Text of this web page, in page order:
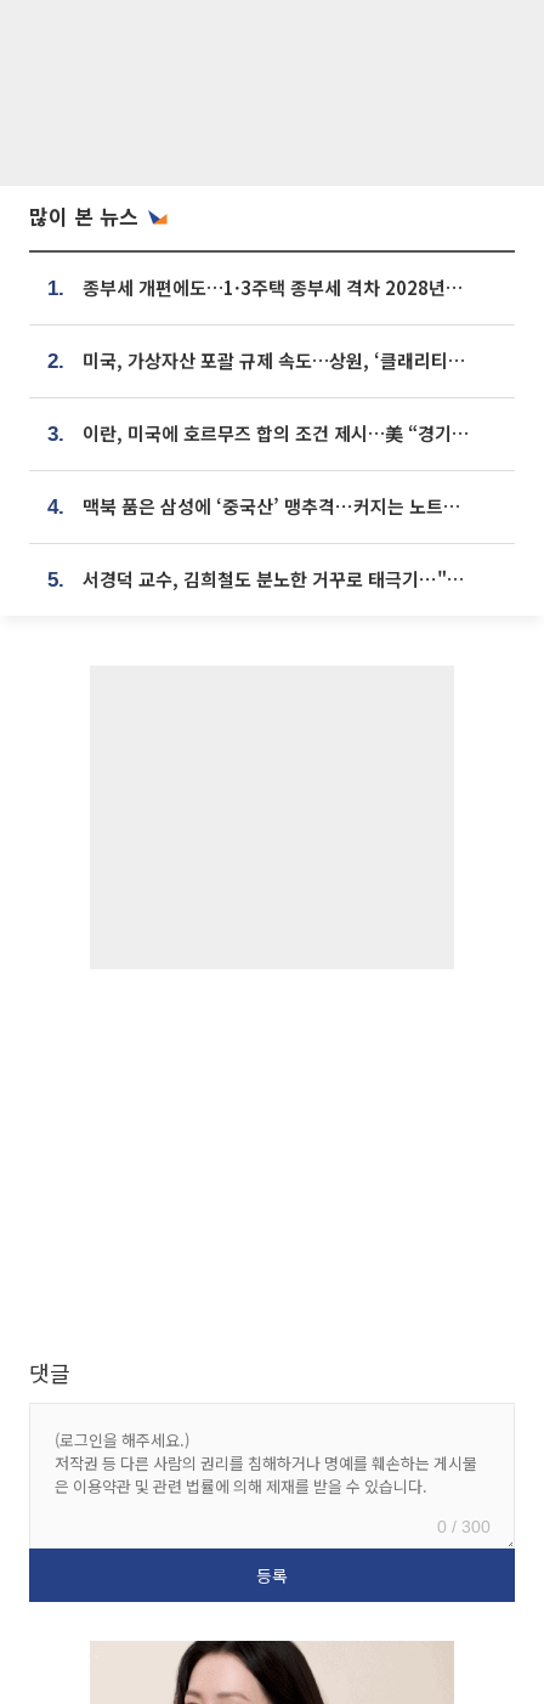
많이 본 뉴스
1. 종부세 개편에도…1·3주택 종부세 격차 2028년부터 확대
2. 미국, 가상자산 포괄 규제 속도…상원, ‘클래리티법’ 9월 절차투표 추진
3. 이란, 미국에 호르무즈 합의 조건 제시…美 “경기 아직 안 끝나” [종합]
4. 맥북 품은 삼성에 ‘중국산’ 맹추격⋯커지는 노트북 OLED 시장
5. 서경덕 교수, 김희철도 분노한 거꾸로 태극기⋯"엉터리는 아냐, 아쉬울 뿐"
댓글
0 / 300